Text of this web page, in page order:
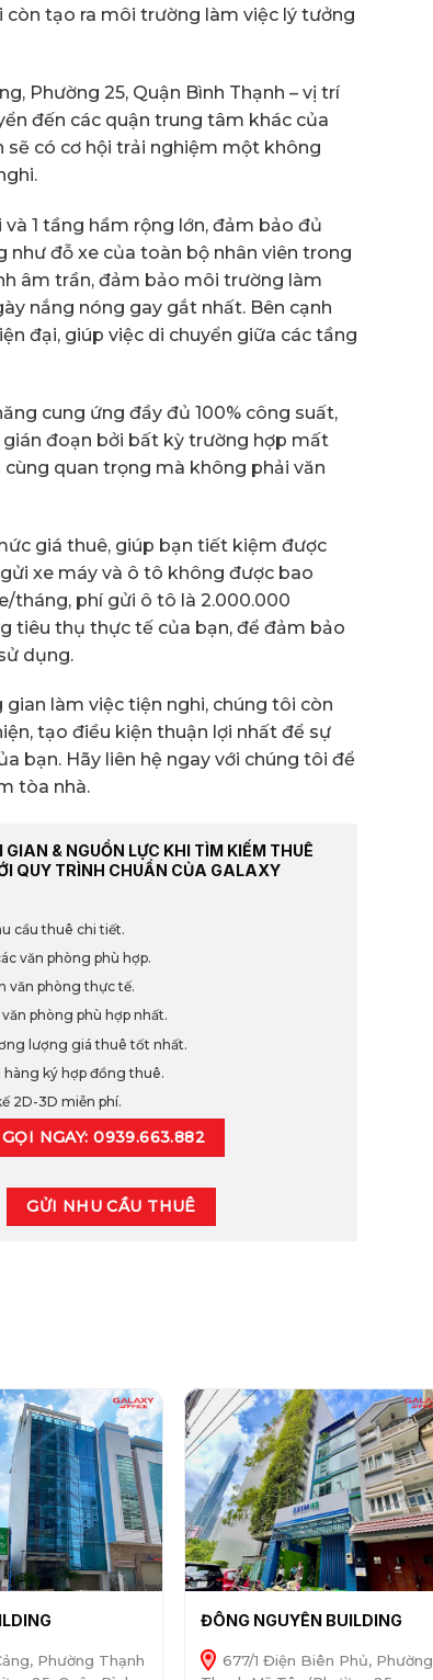
còn tạo ra môi trường làm việc lý tưởng
Phường 25, Quận Bình Thạnh – vị trí
đến các quận trung tâm khác của
sẽ có cơ hội trải nghiệm một không
1 tầng hầm rộng lớn, đảm bảo đủ
như đỗ xe của toàn bộ nhân viên trong
âm trần, đảm bảo môi trường làm
nắng nóng gay gắt nhất. Bên cạnh
đại, giúp việc di chuyển giữa các tầng
cung ứng đầy đủ 100% công suất,
đoạn bởi bất kỳ trường hợp mất
quan trọng mà không phải văn
giá thuê, giúp bạn tiết kiệm được
xe máy và ô tô không được bao
tháng, phí gửi ô tô là 2.000.000
tiêu thụ thực tế của bạn, để đảm bảo
dụng.
làm việc tiện nghi, chúng tôi còn
tạo điều kiện thuận lợi nhất để sự
bạn. Hãy liên hệ ngay với chúng tôi để
tòa nhà.
GIAN & NGUỒN LỰC KHI TÌM KIẾM THUÊ
QUY TRÌNH CHUẨN CỦA GALAXY
cầu thuê chi tiết.
văn phòng phù hợp.
văn phòng thực tế.
phòng phù hợp nhất.
lượng giá thuê tốt nhất.
hàng ký hợp đồng thuê.
2D-3D miễn phí.
GỌI NGAY: 0939.663.882
GỬI NHU CẦU THUÊ
Phường Thạnh
ĐÔNG NGUYÊN BUILDING
677/1 Điện Biên Phủ, Phường